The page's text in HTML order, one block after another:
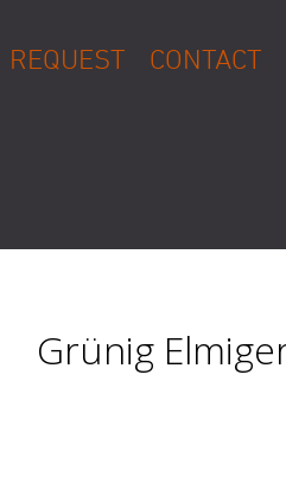
REQUEST CONTACT
Grünig